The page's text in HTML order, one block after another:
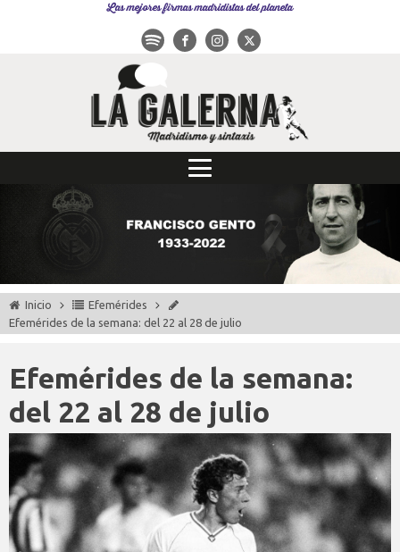
Las mejores firmas madridistas del planeta
Inicio
Efemérides
Efemérides de la semana: del 22 al 28 de julio
Efemérides de la semana:
del 22 al 28 de julio